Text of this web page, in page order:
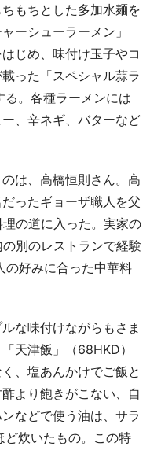
もちとした多加水麺を
ーシューラーメン」
じめ、味付け玉子やコ
った「スペシャル蒜ラ
。各種ラーメンには
、辛ネギ、バターなど
は、高橋恒則さん。高
ったギョーザ職人を父
の道に入った。実家の
別のレストランで経験
の好みに合った中華料
な味付けながらもさま
天津飯」（68HKD）
、塩あんかけでご飯と
より飽きがこない、自
などで使う油は、サラ
炊いたもの。この特